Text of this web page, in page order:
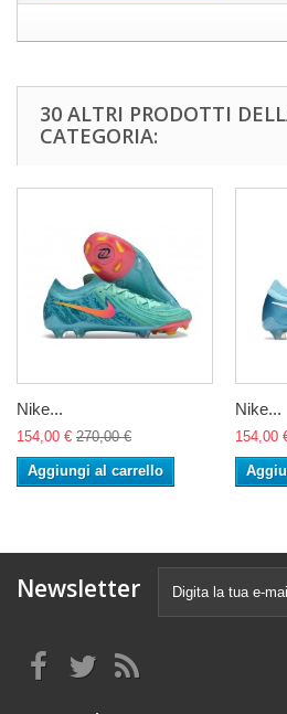
30 ALTRI PRODOTTI
CATEGORIA:
Nike...
154,00 € 270,00 €
Aggiungi al carrello
Nike...
154,00
Newsletter